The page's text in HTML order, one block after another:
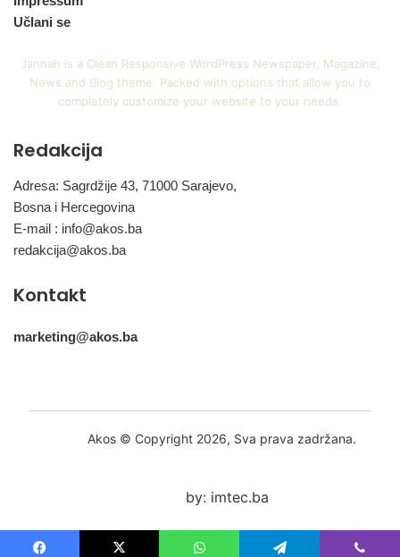
Učlani se
Jannah is a Clean Responsive WordPress Newspaper, Magazine,
News and Blog theme. Packed with options that allow you to
completely customize your website to your needs.
Redakcija
Adresa: Sagrdžije 43, 71000 Sarajevo,
Bosna i Hercegovina
E-mail : info@akos.ba
redakcija@akos.ba
Kontakt
marketing@akos.ba
Akos © Copyright 2026, Sva prava zadržana.
by: imtec.ba